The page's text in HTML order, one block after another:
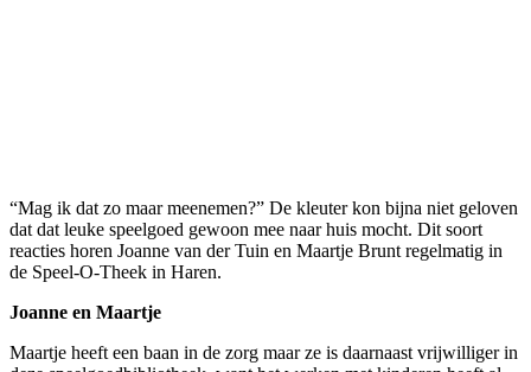
“Mag ik dat zo maar meenemen?” De kleuter kon bijna niet geloven
dat dat leuke speelgoed gewoon mee naar huis mocht. Dit soort
reacties horen Joanne van der Tuin en Maartje Brunt regelmatig in
de Speel-O-Theek in Haren.
Joanne en Maartje
Maartje heeft een baan in de zorg maar ze is daarnaast vrijwilliger in